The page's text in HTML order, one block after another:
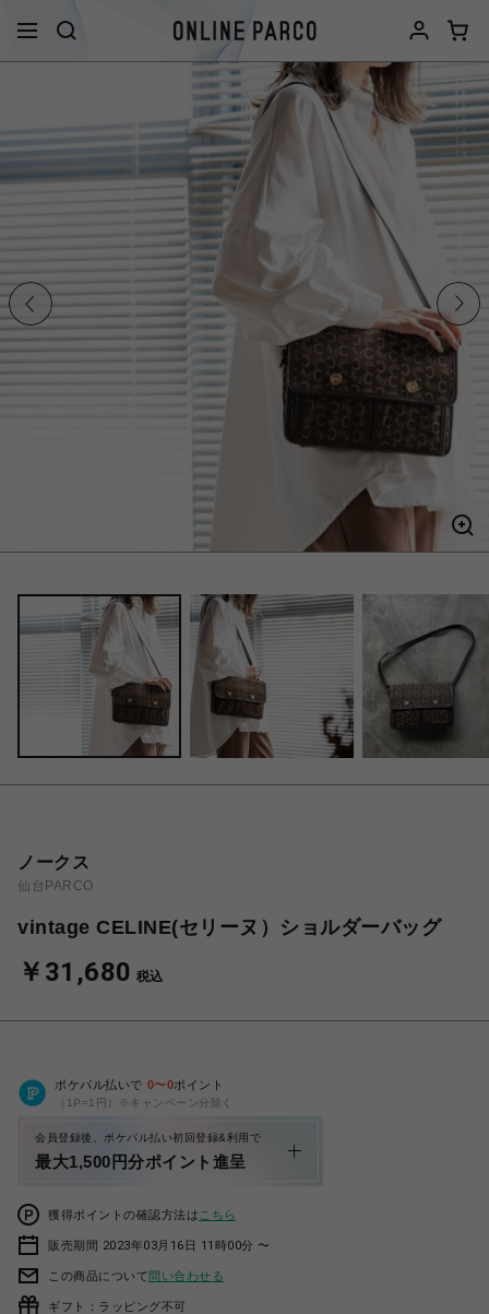
ノークス
仙台PARCO
vintage CELINE(セリーヌ）ショルダーバッグ
￥31,680 税込
ポケパル払いで 0〜0ポイント
（1P=1円）※キャンペーン分除く
会員登録後、ポケパル払い初回登録&利用で
最大1,500円分ポイント進呈
獲得ポイントの確認方法は こちら
販売期間 2023年03月16日 11時00分 〜
この商品について問い合わせる
ギフト：ラッピング不可